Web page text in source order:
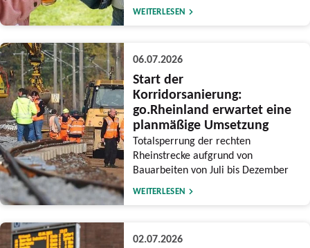
WEITERLESEN
06.07.2026
Start der
Korridorsanierung:
go.Rheinland erwartet eine
planmäßige Umsetzung
Totalsperrung der rechten
Rheinstrecke aufgrund von
Bauarbeiten von Juli bis Dezember
WEITERLESEN
02.07.2026